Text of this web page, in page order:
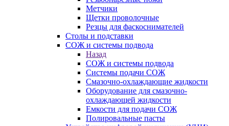
Метчики
Щетки проволочные
Резцы для фаскоснимателей
Столы и подставки
СОЖ и системы подвода
Назад
СОЖ и системы подвода
Системы подачи СОЖ
Смазочно-охлаждающие жидкости
Оборудование для смазочно-
охлаждающей жидкости
Емкости для подачи СОЖ
Полировальные пасты